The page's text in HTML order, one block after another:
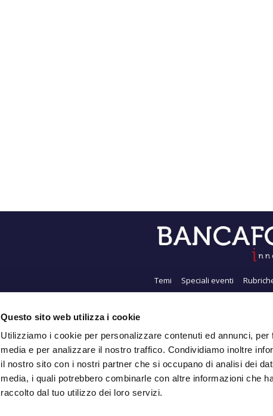
Questo sito web utilizza i cookie
Utilizziamo i cookie per personalizzare contenuti ed annunci,
media e per analizzare il nostro traffico. Condividiamo inoltre
il nostro sito con i nostri partner che si occupano di analisi dei
media, i quali potrebbero combinarle con altre informazioni che
raccolto dal tuo utilizzo dei loro servizi.
Temi Speciali eventi
Chi siamo
Iscriviti alla